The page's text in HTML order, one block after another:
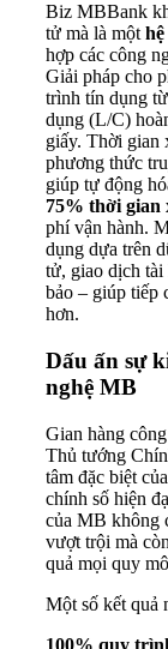
Biz MBBank
tử mà là một
hợp các công
Giải pháp cho
trình tín dụng
dụng (L/C)
giấy. Thời gian
phương thức
giúp tự động
75% thời gian
phí vận hành.
dụng dựa trên
tử, giao dịch tài
bảo – giúp tiếp
hơn.
Dấu ấn sự
nghệ MB
Gian hàng
Thủ tướng
tâm đặc biệt
chính số hiện
của MB không
vượt trội mà
quả mọi quy
Một số kết quả
100% quy